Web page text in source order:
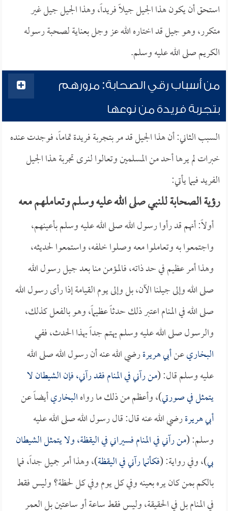
استحق أن يكون هذا الجيل جيلاً فريداً، وهذا الجيل جيل غير
متكرر، وهو جيل قد اختاره الله عز وجل بعناية لصحبة رسوله
الكريم صلى الله عليه وسلم.
من أسباب رقي الصحابة: مرورهم
بتجربة فريدة من نوعها
السبب الثاني: أن هذا الجيل قد مر بتجربة فريدة تماماً، فوجدت عنده
خبرات لم يرها أحد من المسلمين وتعالوا لنرى تجربة هذا الجيل
الفريد فيما يأتي:
رؤية الصحابة للنبي صلى الله عليه وسلم وتعاملهم معه
أولاً: أنهم قد رأوا رسول الله صلى الله عليه وسلم بأعينهم،
واجتمعوا به وتعاملوا معه وصلوا خلفه، واستمعوا لحديثه،
وهذا أمر عظيم في حد ذاته، فالمؤمن منا بعد جيل رسول الله
صلى الله وإلى جيلنا الآن، بل وإلى يوم القيامة إذا رأى رسول الله
صلى الله في المنام اعتبر ذلك حدثاً عظيماً، وهو بالفعل كذلك،
والرسول صلى الله عليه وسلم يهتم جداً بهذا الحدث، ففي
البخاريعنأبي هريرةرضي الله عنه أن رسول الله صلى الله
عليه وسلم قال: (من رآني في المنام فقد رآني، فإن الشيطان لا
يتمثل في صورتي)، وأعظم من ذلك ما رواهالبخاريأيضاً عن
أبي هريرةرضي الله عنه قال: قال رسول الله صلى الله عليه
وسلم: (من رآني في المنام فسيراني في اليقظة، ولا يتمثل الشيطان
بي)، وفي رواية: (فكأنما رآني في اليقظة)، وهذا أمر جميل جداً، فما
بالكم بمن كان يره بعينه وفي كل يوم وفي كل لحظة؟ وليس فقط
في المنام بل في الحقيقة، وليس فقط ساعة أو ساعتين بل العمر